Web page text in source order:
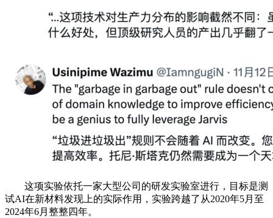
这项实验依托一家大型公司的研发实验室进行，目标是测
试AI在新材料发现上的实际作用，实验跨越了从2020年5月至
2024年6月整整四年。